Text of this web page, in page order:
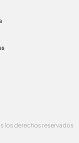
los derechos reservados